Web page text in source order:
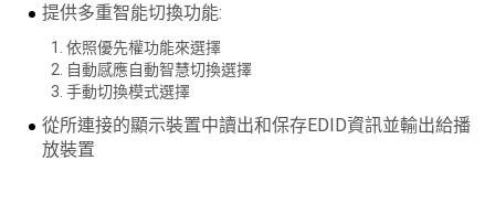
提供多重智能切換功能:
依照優先權功能來選擇
自動感應自動智慧切換選擇
手動切換模式選擇
從所連接的顯示裝置中讀出和保存EDID資訊並輸出給播
放裝置